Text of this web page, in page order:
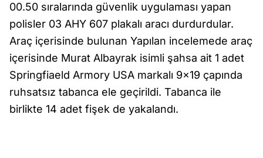
00.50 sıralarında güvenlik uygulaması yapan
polisler 03 AHY 607 plakalı aracı durdurdular.
Araç içerisinde bulunan Yapılan incelemede araç
içerisinde Murat Albayrak isimli şahsa ait 1 adet
Springfiaeld Armory USA markalı 9x19 çapında
ruhsatsız tabanca ele geçirildi. Tabanca ile
birlikte 14 adet fişek de yakalandı.